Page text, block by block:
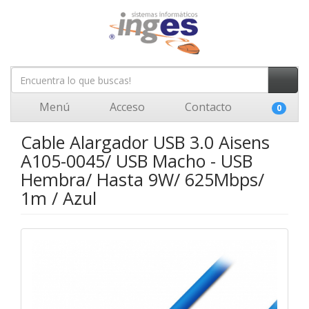
Menú Acceso Contacto 0
Cable Alargador USB 3.0 Aisens
A105-0045/ USB Macho - USB
Hembra/ Hasta 9W/ 625Mbps/
1m / Azul